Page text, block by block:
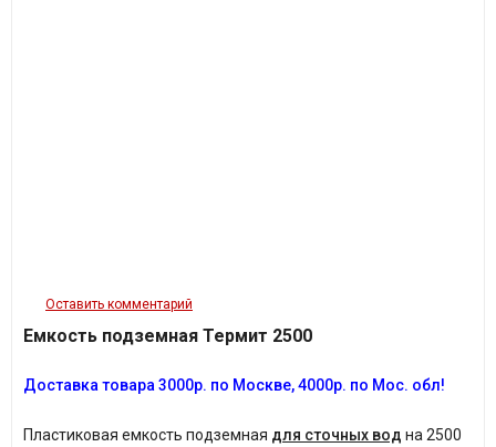
Оставить комментарий
Емкость подземная Термит 2500
Доставка товара 3000р. по Москве, 4000р. по Мос. обл!
Пластиковая емкость подземная для сточных вод на 2500